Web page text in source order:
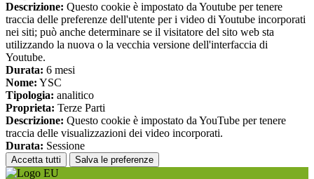
Descrizione: Questo cookie è impostato da Youtube per tenere
traccia delle preferenze dell'utente per i video di Youtube incorporati
nei siti; può anche determinare se il visitatore del sito web sta
utilizzando la nuova o la vecchia versione dell'interfaccia di
Youtube.
Durata: 6 mesi
Nome: YSC
Tipologia: analitico
Proprieta: Terze Parti
Descrizione: Questo cookie è impostato da YouTube per tenere
traccia delle visualizzazioni dei video incorporati.
Durata: Sessione
Accetta tutti Salva le preferenze